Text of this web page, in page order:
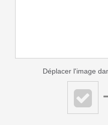
Déplacer l'image